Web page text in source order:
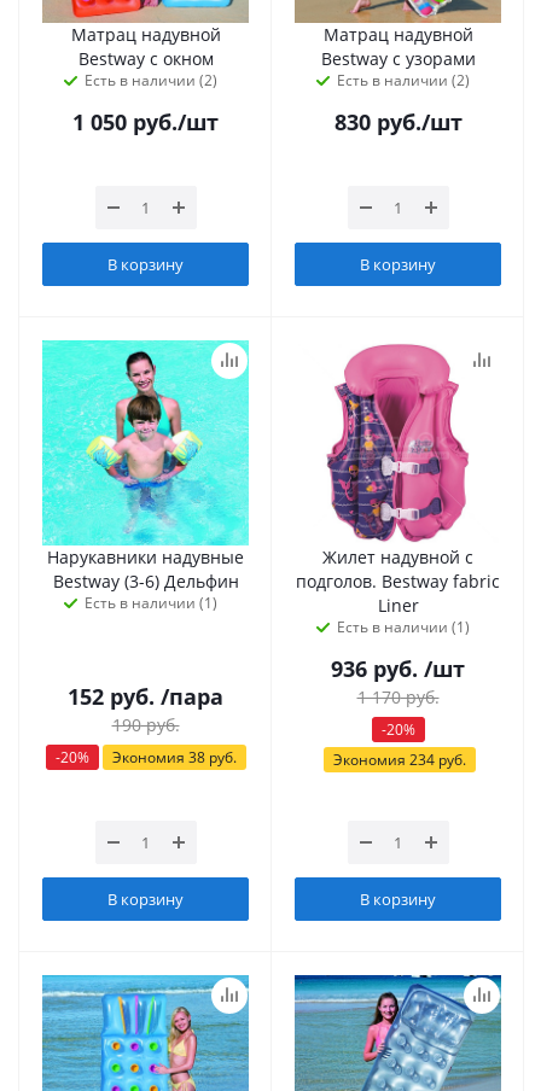
Матрац надувной
Bestway с окном
Есть в наличии (2)
1 050 руб./шт
В корзину
Матрац надувной
Bestway с узорами
Есть в наличии (2)
830руб./шт
В корзину
Нарукавники надувные
Bestway (3-6) Дельфин
Есть в наличии (1)
152 руб. /пара
190руб.
-20% Экономия 38руб.
В корзину
Жилет надувной с
подголов. Bestway fabric
Liner
Есть в наличии (1)
936 руб. /шт
1 170руб.
-20%
Экономия 234 руб.
В корзину